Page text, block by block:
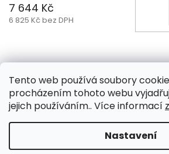
Tento web používá soubory
procházením tohoto webu
jejich používáním.. Více informací
Nastavení
7 644 Kč
6 825 Kč bez DPH
Z
Aktuality Kamenné prodejny
Vytvořil Shoptet